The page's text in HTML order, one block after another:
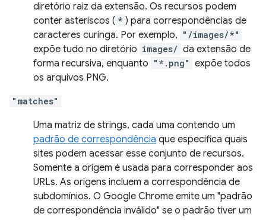
diretório raiz da extensão. Os recursos podem
conter asteriscos ( * ) para correspondências de
caracteres curinga. Por exemplo, "/images/*"
expõe tudo no diretório images/ da extensão de
forma recursiva, enquanto "*.png" expõe todos
os arquivos PNG.
"matches"
Uma matriz de strings, cada uma contendo um
padrão de correspondência que especifica quais
sites podem acessar esse conjunto de recursos.
Somente a origem é usada para corresponder aos
URLs. As origens incluem a correspondência de
subdomínios. O Google Chrome emite um "padrão
de correspondência inválido" se o padrão tiver um